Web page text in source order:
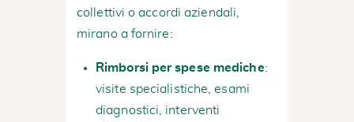
collettivi o accordi aziendali,
mirano a fornire:
Rimborsi per spese mediche:
visite specialistiche, esami
diagnostici, interventi